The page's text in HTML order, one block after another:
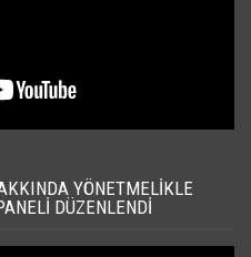
YÖNETMELIKLE
DÜZENLENDI